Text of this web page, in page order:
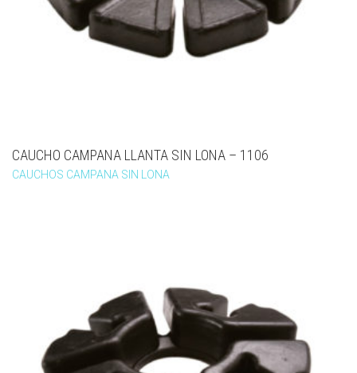
CAUCHO CAMPANA LLANTA SIN LONA – 1106
CAUCHOS CAMPANA SIN LONA